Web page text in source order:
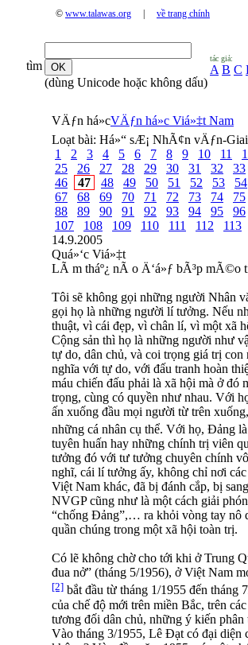
© www.talawas.org về trang chính
tìm
(dùng Unicode hoặc không dấu)
tác giả:
A B C
VÄƒn há»cVÄƒn há»c Viá»‡t Nam
Loạt bài: Há»“ sÆ¡ NhÃ¢n vÄƒn-
1
2 3 4 5 6 7 8 9 10 11
25
26 27 28 29 30 31 32 33
46
47 48 49 50 51 52 53 54
67
68 69 70 71 72 73 74 75
88
89 90 91 92 93 94 95 96
107
108 109 110 111 112 113
14.9.2005
Quá»‘c Viá»‡t
LÃ m tháº¿ nÃ o Ä‘á»ƒ bÃ³p mÃ©o
Tôi sẽ không gọi những người Nhân
gọi họ là những người lí tưởng. Nếu
thuật, vì cái đẹp, vì chân lí, vì một xã
Cộng sản thì họ là những người như
tự do, dân chủ, và coi trọng giá trị
nghĩa với tự do, với đấu tranh hoàn
máu chiến đấu phải là xã hội mà ở đó
trọng, cùng có quyền như nhau. Với
ấn xuống đầu mọi người từ trên
những cá nhân cụ thể. Với họ, Đảng
tuyên huấn hay những chính trị viên
tưởng đó với tư tưởng chuyên chính
nghĩ, cái lí tưởng ấy, không chỉ nơi
Việt Nam khác, đã bị đánh cắp, bị
NVGP cũng như là một cách giải
“chống Đảng”,… ra khỏi vòng tay nô
quần chúng trong một xã hội toàn trị.
Có lẽ không chờ cho tới khi ở Trung
đua nở” (tháng 5/1956), ở Việt Nam
[2] bắt đầu từ tháng 1/1955 đến tháng
của chế độ mới trên miền Bắc, trên
tương đối dân chủ, những ý kiến
Vào tháng 3/1955, Lê Đạt có đại diện